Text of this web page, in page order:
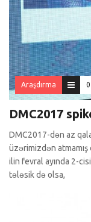
Araşdırma
DMC2017
DMC2017-dən az
üzərimizdən atmamış
ilin fevral ayında 2-
tələsik də olsa,